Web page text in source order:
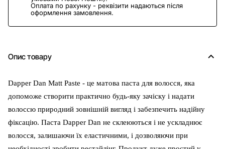
Оплата по рахунку - реквізити надаються після
оформлення замовлення.
Опис товару
Dapper Dan Matt Paste - це матова паста для волосся, яка
допоможе створити практично будь-яку зачіску і надати
волоссю природний зовнішній вигляд і забезпечить надійну
фіксацію. Паста Dapper Dan не склеюються і не ускладнює
волосся, залишаючи їх еластичними, і дозволяючи при